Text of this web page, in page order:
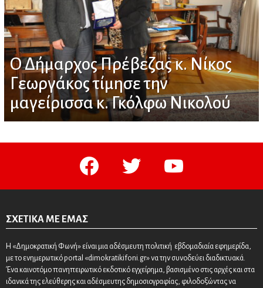
Ο Δήμαρχος Πρέβεζας κ. Νίκος
Γεωργάκος τίμησε την
μαγείρισσα κ. Γκόλφω Νικολού
facebook twitter
ΣΧΕΤΙΚΆ ΜΕ ΕΜΆΣ
Η «Δημοκρατική Φωνή» είναι μια αδέσμευτη πολιτική εβδομαδιαία εφημερίδα,
με το ενημερωτικό portal «dimokratikifoni.gr» να την συνοδεύει διαδικτυακά.
Ένα καινοτόμο πανηπειρωτικό εκδοτικό εγχείρημα, βασισμένο στις αρχές και στα
ιδανικά της ελεύθερης και αδέσμευτης δημοσιογραφίας, φιλοδοξώντας να